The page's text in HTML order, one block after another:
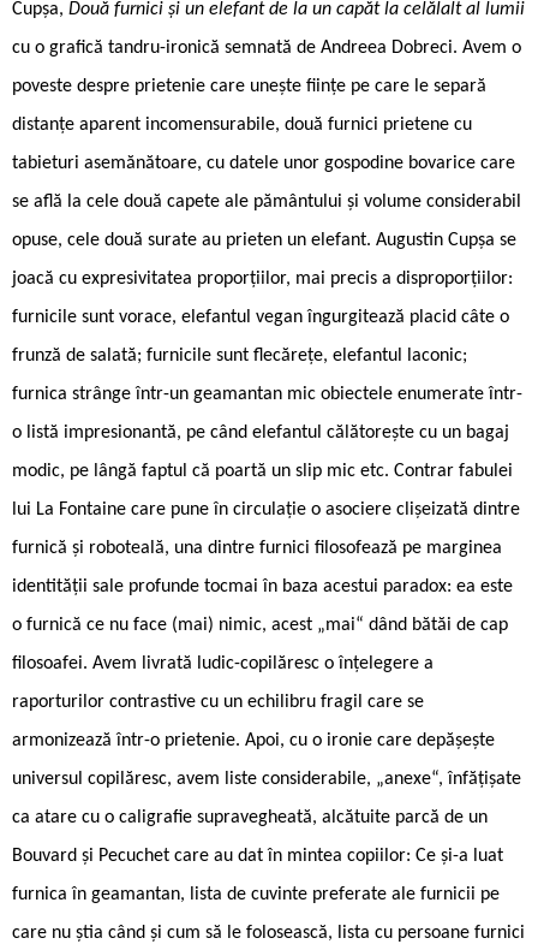
Cupșa, Două furnici și un elefant de la un capăt la celălalt al lumii
cu o grafică tandru-ironică semnată de Andreea Dobreci. Avem o
poveste despre prietenie care unește ființe pe care le separă
distanțe aparent incomensurabile, două furnici prietene cu
tabieturi asemănătoare, cu datele unor gospodine bovarice care
se află la cele două capete ale pământului și volume considerabil
opuse, cele două surate au prieten un elefant. Augustin Cupșa se
joacă cu expresivitatea proporțiilor, mai precis a disproporțiilor:
furnicile sunt vorace, elefantul vegan îngurgitează placid câte o
frunză de salată; furnicile sunt flecărețe, elefantul laconic;
furnica strânge într-un geamantan mic obiectele enumerate într-
o listă impresionantă, pe când elefantul călătorește cu un bagaj
modic, pe lângă faptul că poartă un slip mic etc. Contrar fabulei
lui La Fontaine care pune în circulație o asociere clișeizată dintre
furnică și roboteală, una dintre furnici filosofează pe marginea
identității sale profunde tocmai în baza acestui paradox: ea este
o furnică ce nu face (mai) nimic, acest „mai“ dând bătăi de cap
filosoafei. Avem livrată ludic-copilăresc o înțelegere a
raporturilor contrastive cu un echilibru fragil care se
armonizează într-o prietenie. Apoi, cu o ironie care depășește
universul copilăresc, avem liste considerabile, „anexe“, înfățișate
ca atare cu o caligrafie supravegheată, alcătuite parcă de un
Bouvard și Pecuchet care au dat în mintea copiilor: Ce și-a luat
furnica în geamantan, lista de cuvinte preferate ale furnicii pe
care nu știa când și cum să le folosească, lista cu persoane furnici